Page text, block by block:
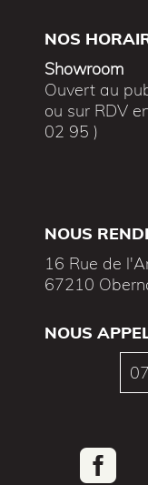
NOS
Showroom
Ouvert au
ou sur RDV
02 95 )
NOUS
16 Rue de
67210
NOUS
